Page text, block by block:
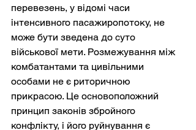
перевезень, у відомі часи
інтенсивного пасажиропотоку, не
може бути зведена до суто
військової мети. Розмежування між
комбатантами та цивільними
особами не є риторичною
прикрасою. Це основоположний
принцип законів збройного
конфлікту, і його руйнування є